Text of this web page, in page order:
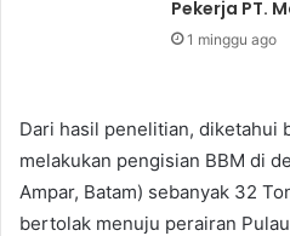
Pekerja PT.
1 minggu ago
Dari hasil penelitian, diketahui
melakukan pengisian BBM di
Ampar, Batam) sebanyak 32
bertolak menuju perairan